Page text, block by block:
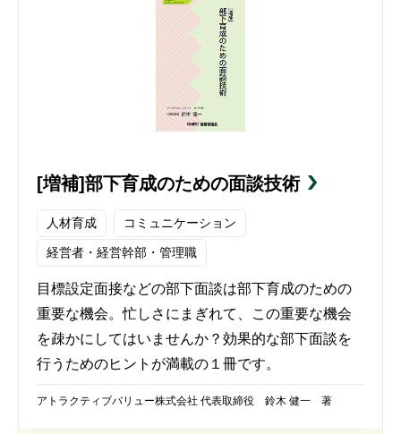
[増補]部下育成のための面談技術
人材育成 コミュニケーション
経営者・経営幹部・管理職
目標設定面接などの部下面談は部下育成のための
重要な機会。忙しさにまぎれて、この重要な機会
を疎かにしてはいませんか？効果的な部下面談を
行うためのヒントが満載の１冊です。
アトラクティブバリュー株式会社 代表取締役 鈴木 健一 著